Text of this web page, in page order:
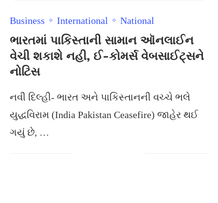
Business International National
ભારતમાં પાકિસ્તાની સામાન ઑનલાઈન
વેચી શકાશે નહી, ઈ-કોમર્સ વેબસાઈટ્સને
નોટિસ
નવી દિલ્હી- ભારત અને પાકિસ્તાનની વચ્ચે ભલે
યુદ્ધવિરામ (India Pakistan Ceasefire) જાહેર થઈ
ગયું છે, …